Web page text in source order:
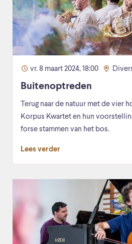
vr. 8 maart 2024, 18:00
Buitenoptreden
Terug naar de natuur met de vier
Korpus Kwartet en hun
forse stammen van het bos.
Lees verder